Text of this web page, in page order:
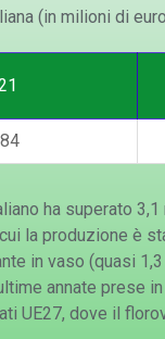
(in milioni di
ha superato
la produzione è
in vaso (quasi
annate prese
UE27, dove il